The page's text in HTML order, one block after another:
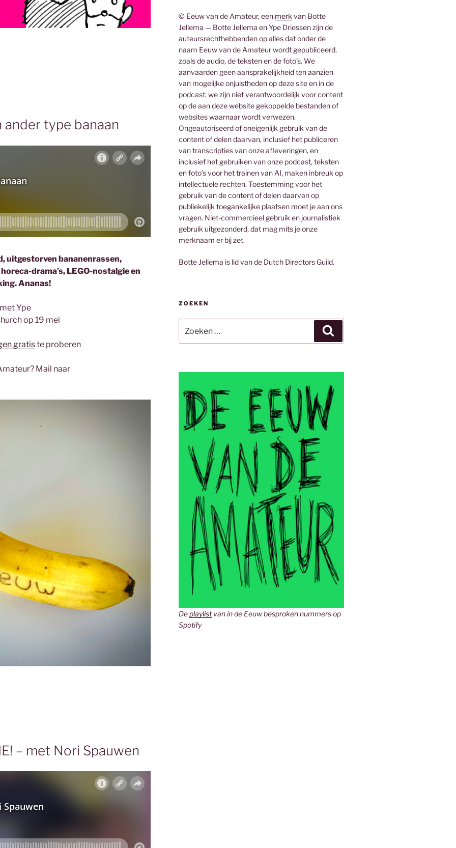
ander type banaan
uitgestorven bananenrassen,
drama’s, LEGO-nostalgie en
Ananas!
met Ype
op 19 mei
gratiste proberen
Mail naar
– met Nori Spauwen
© Eeuw van de Amateur, een merkvan Botte
Jellema — Botte Jellema en Ype Driessen zijn de
auteursrechthebbenden op alles dat onder de
naam Eeuw van de Amateur wordt gepubliceerd,
zoals de audio, de teksten en de foto’s. We
aanvaarden geen aansprakelijkheid ten aanzien
van mogelijke onjuistheden op deze site en in de
podcast; we zijn niet verantwoordelijk voor content
op de aan deze website gekoppelde bestanden of
websites waarnaar wordt verwezen.
Ongeautoriseerd of oneigenlijk gebruik van de
content of delen daarvan, inclusief het publiceren
van transcripties van onze afleveringen, en
inclusief het gebruiken van onze podcast, teksten
en foto’s voor het trainen van AI, maken inbreuk op
intellectuele rechten. Toestemming voor het
gebruik van de content of delen daarvan op
publiekelijk toegankelijke plaatsen moet je aan ons
vragen. Niet-commercieel gebruik en journalistiek
gebruik uitgezonderd, dat mag mits je onze
merknaam er bij zet.
Botte Jellema is lid van de Dutch Directors Guild.
ZOEKEN
naar:
Deplaylistvan in de Eeuw besproken nummers op
Spotify